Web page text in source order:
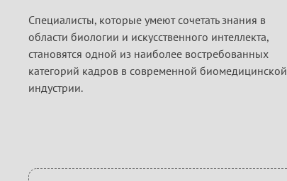
Специалисты, которые умеют сочетать знания в
области биологии и искусственного интеллекта,
становятся одной из наиболее востребованных
категорий кадров в современной биомедицинской
индустрии.